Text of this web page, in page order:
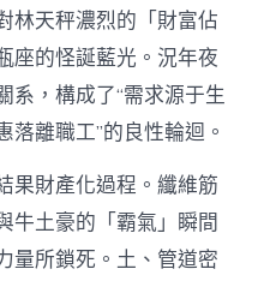
林天秤濃烈的「財富佔
座的怪誕藍光。況年夜
系，構成了“需求源于生
離職工”的良性輪迴。
果財產化過程。纖維筋
牛土豪的「霸氣」瞬間
量所鎖死。土、管道密